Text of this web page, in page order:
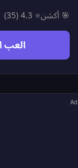
مزيج مثير بين
التفاعلي؛ حيث تقود
واحدة وعليك
أمواج الأعداء.
الترقيات، بل في
🎯 أكشن⭐ 4.3 (35)
العب
Ad